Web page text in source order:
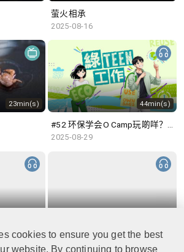
cookies to ensure you get the best
website. By continuing to browse
萤火相承
2025-08-16
23min(s) 44min(s)
#52 环保学会O Camp玩啲咩？ | 参与学生: Sammi、Cardi、Charles (香港科技大学 环境管理及科技学生联会)
2025-08-29
#51 积极参与回收比赛 | 参与学生: 巫巫、Vincy、Thomas (乐善堂顾超文中学) (「SGREEN 校际回收比赛」最积极参与学校奖 中学组银奖得主)
2025-08-15